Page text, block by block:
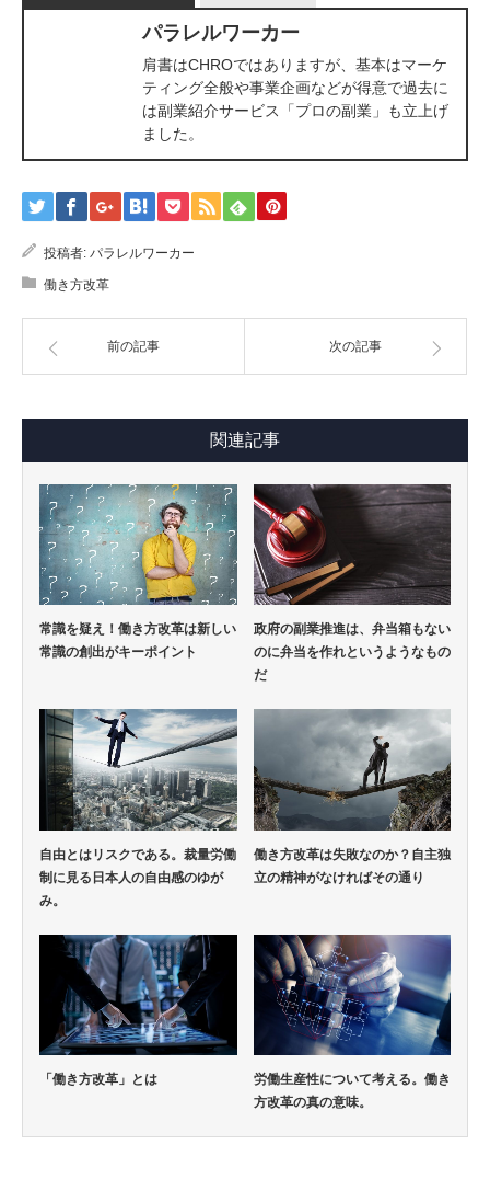
パラレルワーカー
肩書はCHROではありますが、基本はマーケ
ティング全般や事業企画などが得意で過去に
は副業紹介サービス「プロの副業」も立上げ
ました。
投稿者: パラレルワーカー
働き方改革
前の記事 次の記事
関連記事
常識を疑え！働き方改革は新しい
常識の創出がキーポイント
政府の副業推進は、弁当箱もない
のに弁当を作れというようなもの
だ
自由とはリスクである。裁量労働
制に見る日本人の自由感のゆが
み。
働き方改革は失敗なのか？自主独
立の精神がなければその通り
「働き方改革」とは
労働生産性について考える。働き
方改革の真の意味。